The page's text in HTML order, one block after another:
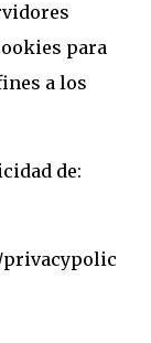
para
a los
de:
privacypolic